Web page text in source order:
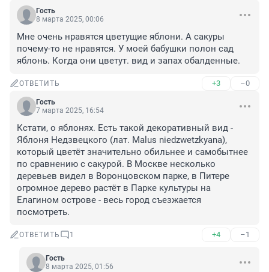
Гость
8 марта 2025, 00:06
Мне очень нравятся цветущие яблони. А сакуры
почему-то не нравятся. У моей бабушки полон сад
яблонь. Когда они цветут. вид и запах обалденные.
ОТВЕТИТЬ +3 –0
Гость
7 марта 2025, 16:54
Кстати, о яблонях. Есть такой декоративный вид -
Яблоня Недзвецкого (лат. Malus niedzwetzkyana),
который цветёт значительно обильнее и самобытнее
по сравнению с сакурой. В Москве несколько
деревьев видел в Воронцовском парке, в Питере
огромное дерево растёт в Парке культуры на
Елагином острове - весь город съезжается
посмотреть.
ОТВЕТИТЬ 1 +4 –1
Гость
8 марта 2025, 01:56